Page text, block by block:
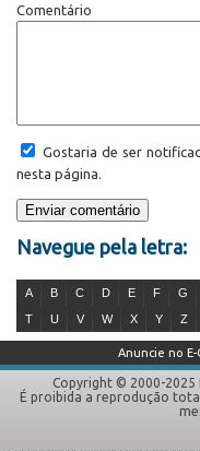
Comentário
Gostaria de ser
nesta página.
Navegue pela letra:
A B C D E F G
T
U V W X Y Z
Anuncie no E-
Copyright © 2000-2025
É proibida a reprodução